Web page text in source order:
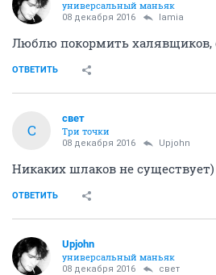
универсальный маньяк
08 декабря 2016 lamia
Люблю покормить халявщиков,
ОТВЕТИТЬ
С
свет
Три точки
08 декабря 2016 Upjohn
Никаких шлаков не существует)
ОТВЕТИТЬ
Upjohn
универсальный маньяк
08 декабря 2016 свет